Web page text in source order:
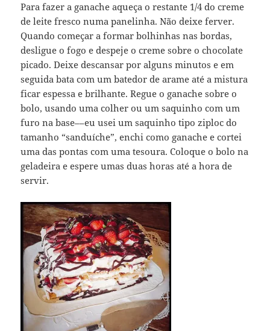
Para fazer a ganache aqueça o restante 1/4 do creme
de leite fresco numa panelinha. Não deixe ferver.
Quando começar a formar bolhinhas nas bordas,
desligue o fogo e despeje o creme sobre o chocolate
picado. Deixe descansar por alguns minutos e em
seguida bata com um batedor de arame até a mistura
ficar espessa e brilhante. Regue o ganache sobre o
bolo, usando uma colher ou um saquinho com um
furo na base––eu usei um saquinho tipo ziploc do
tamanho “sanduíche”, enchi como ganache e cortei
uma das pontas com uma tesoura. Coloque o bolo na
geladeira e espere umas duas horas até a hora de
servir.